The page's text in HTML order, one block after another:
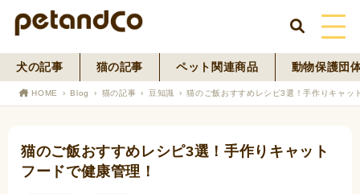
HOME
犬の記事 猫の記事 ペット関連商品 動物保護団
HOME Blog 猫の記事 豆知識 猫のご飯おすすめレシピ3選！手作りキャッ
猫のご飯おすすめレシピ3選！手作りキャット
フードで健康管理！